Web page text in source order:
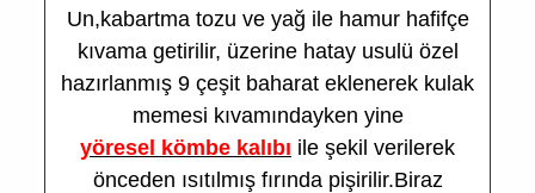
Un,kabartma tozu ve yağ ile hamur hafifçe
kıvama getirilir, üzerine hatay usulü özel
hazırlanmış 9 çeşit baharat eklenerek kulak
memesi kıvamındayken yine
yöresel kömbe kalıbı ile şekil verilerek
önceden ısıtılmış fırında pişirilir.Biraz